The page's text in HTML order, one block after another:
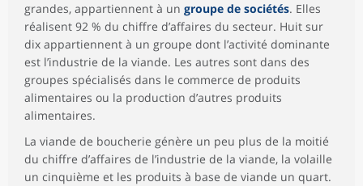
grandes, appartiennent à un groupe de sociétés. Elles
réalisent 92 % du chiffre d’affaires du secteur. Huit sur
dix appartiennent à un groupe dont l’activité dominante
est l’industrie de la viande. Les autres sont dans des
groupes spécialisés dans le commerce de produits
alimentaires ou la production d’autres produits
alimentaires.
La viande de boucherie génère un peu plus de la moitié
du chiffre d’affaires de l’industrie de la viande, la volaille
un cinquième et les produits à base de viande un quart.